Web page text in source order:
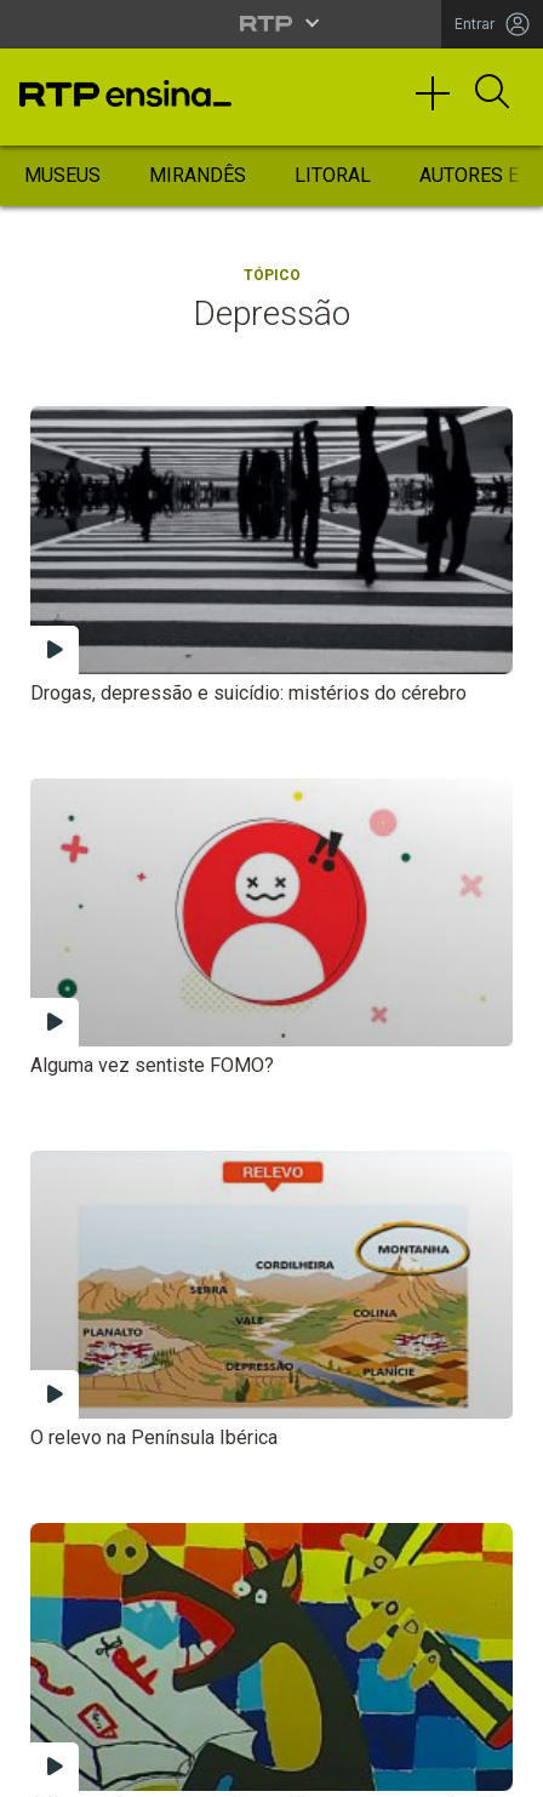
Entrar
MUSEUS MIRANDÊS LITORAL AUTORES
TÓPICO
Depressão
Drogas, depressão e suicídio: mistérios do cérebro
Alguma vez sentiste FOMO?
O relevo na Península Ibérica